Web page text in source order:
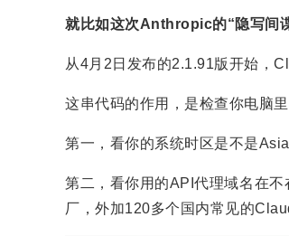
就比如这次Anthropic的“隐写间
从4月2日发布的2.1.91版开始，
这串代码的作用，是检查你电脑里
第一，看你的系统时区是不是
第二，看你用的API代理域名在
厂，外加120多个国内常见的